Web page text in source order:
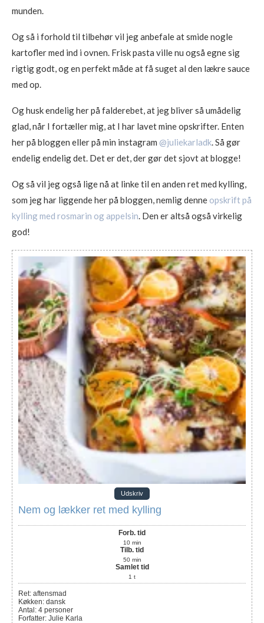
munden.
Og så i forhold til tilbehør vil jeg anbefale at smide nogle
kartofler med ind i ovnen. Frisk pasta ville nu også egne sig
rigtig godt, og en perfekt måde at få suget al den lækre sauce
med op.
Og husk endelig her på falderebet, at jeg bliver så umådelig
glad, når I fortæller mig, at I har lavet mine opskrifter. Enten
her på bloggen eller på min instagram @juliekarladk. Så gør
endelig endelig det. Det er det, der gør det sjovt at blogge!
Og så vil jeg også lige nå at linke til en anden ret med kylling,
som jeg har liggende her på bloggen, nemlig denne opskrift på
kylling med rosmarin og appelsin. Den er altså også virkelig
god!
Udskriv
Nem og lækker ret med kylling
Forb. tid
10 min
Tilb. tid
50 min
Samlet tid
1 t
Ret: aftensmad
Køkken: dansk
Antal: 4 personer
Forfatter: Julie Karla